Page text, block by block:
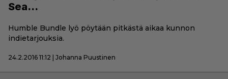
Sea…
Humble Bundle lyö pöytään pitkästä aikaa kunnon
indietarjouksia.
24.2.2016 11:12 | Johanna Puustinen